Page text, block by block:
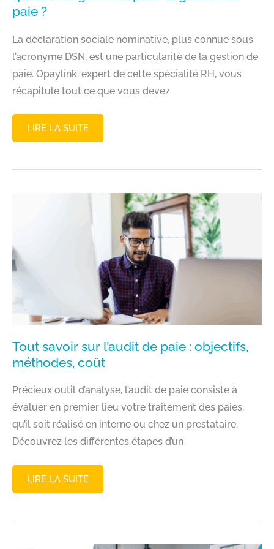
paie ?
La déclaration sociale nominative, plus connue sous
l’acronyme DSN, est une particularité de la gestion de
paie. Opaylink, expert de cette spécialité RH, vous
récapitule tout ce que vous devez
DÉCLARATION
SOCIALE
(DSN)
LIRE LA SUITE
Tout savoir sur l’audit de paie : objectifs,
méthodes, coût
Précieux outil d’analyse, l’audit de paie consiste à
évaluer en premier lieu votre traitement des paies,
qu’il soit réalisé en interne ou chez un prestataire.
Découvrez les différentes étapes d’un
TOUT
SAVOIR
L’AUDIT
LIRE LA SUITE